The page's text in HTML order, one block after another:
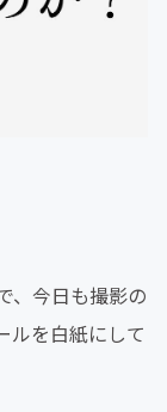
、今日も撮影の
ルを白紙にして